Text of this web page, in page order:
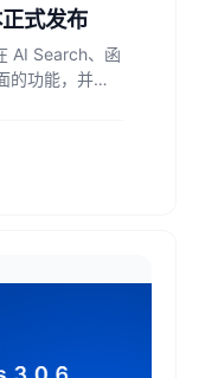
式发布
AI Search、函
的功能，并同